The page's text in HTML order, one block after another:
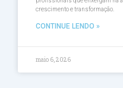
crescimento e transformação.
CONTINUE LENDO »
maio 6, 2026